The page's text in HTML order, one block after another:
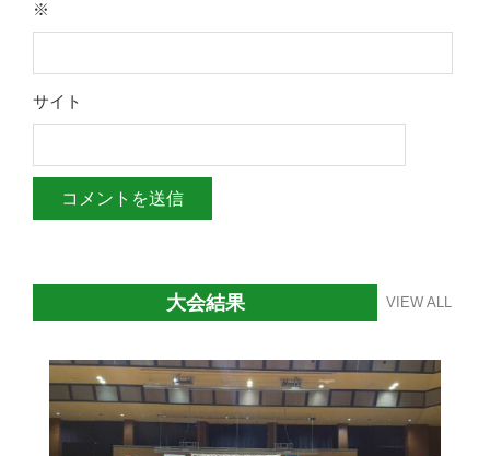
※
サイト
大会結果 VIEW ALL